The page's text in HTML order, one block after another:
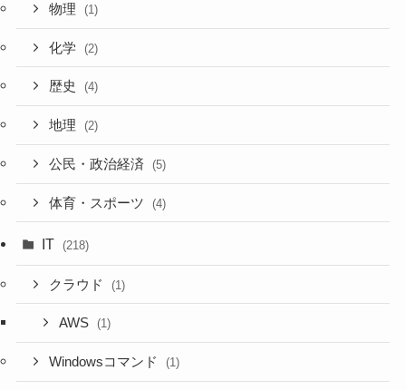
物理 (1)
化学 (2)
歴史 (4)
地理 (2)
公民・政治経済 (5)
体育・スポーツ (4)
IT (218)
クラウド (1)
AWS (1)
Windowsコマンド (1)